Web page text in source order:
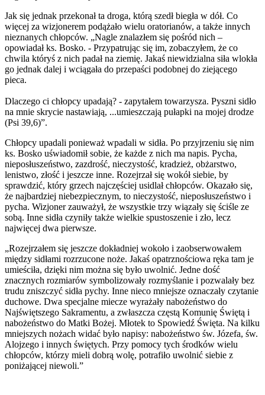
Jak się jednak przekonał ta droga, którą szedł biegła w dół. Co
więcej za wizjonerem podążało wielu oratorianów, a także innych
nieznanych chłopców. „Nagle znalazłem się pośród nich –
opowiadał ks. Bosko. - Przypatrując się im, zobaczyłem, że co
chwila któryś z nich padał na ziemię. Jakaś niewidzialna siła wlokła
go jednak dalej i wciągała do przepaści podobnej do ziejącego
pieca.
Dlaczego ci chłopcy upadają? - zapytałem towarzysza. Pyszni sidło
na mnie skrycie nastawiają, ...umieszczają pułapki na mojej drodze
(Psi 39,6)”.
Chłopcy upadali ponieważ wpadali w sidła. Po przyjrzeniu się nim
ks. Bosko uświadomił sobie, że każde z nich ma napis. Pycha,
nieposłuszeństwo, zazdrość, nieczystość, kradzież, obżarstwo,
lenistwo, złość i jeszcze inne. Rozejrzał się wokół siebie, by
sprawdzić, który grzech najczęściej usidlał chłopców. Okazało się,
że najbardziej niebezpiecznym, to nieczystość, nieposłuszeństwo i
pycha. Wizjoner zauważył, że wszystkie trzy wiązały się ściśle ze
sobą. Inne sidła czyniły także wielkie spustoszenie i zło, lecz
najwięcej dwa pierwsze.
„Rozejrzałem się jeszcze dokładniej wokoło i zaobserwowałem
między sidłami rozrzucone noże. Jakaś opatrznościowa ręka tam je
umieściła, dzięki nim można się było uwolnić. Jedne dość
znacznych rozmiarów symbolizowały rozmyślanie i pozwalały bez
trudu zniszczyć sidła pychy. Inne nieco mniejsze oznaczały czytanie
duchowe. Dwa specjalne miecze wyrażały nabożeństwo do
Najświętszego Sakramentu, a zwłaszcza częstą Komunię Świętą i
nabożeństwo do Matki Bożej. Młotek to Spowiedź Święta. Na kilku
mniejszych nożach widać było napisy: nabożeństwo św. Józefa, św.
Alojzego i innych świętych. Przy pomocy tych środków wielu
chłopców, którzy mieli dobrą wolę, potrafiło uwolnić siebie z
poniżającej niewoli.”